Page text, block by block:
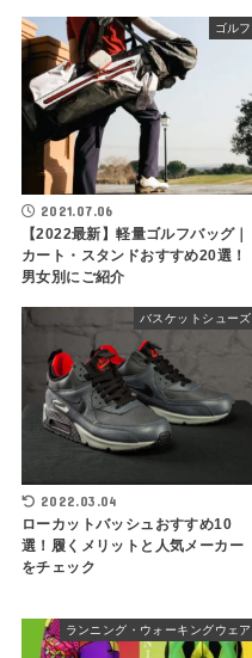
ゴルフ
2021.07.06
【2022最新】軽量ゴルフバッグ｜
カート・スタンドおすすめ20選！
男女別にご紹介
バスケットシューズ
2022.03.04
ローカットバッシュおすすめ10
選！履くメリットと人気メーカー
をチェック
ランニング・ウォーキングウェア